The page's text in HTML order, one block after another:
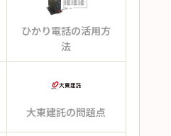
ひかり電話の活用方
法
大東建託の問題点